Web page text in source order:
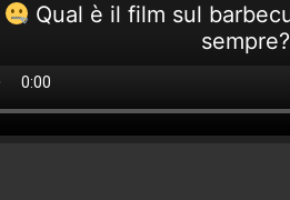
Qual è il film sul
sempre?